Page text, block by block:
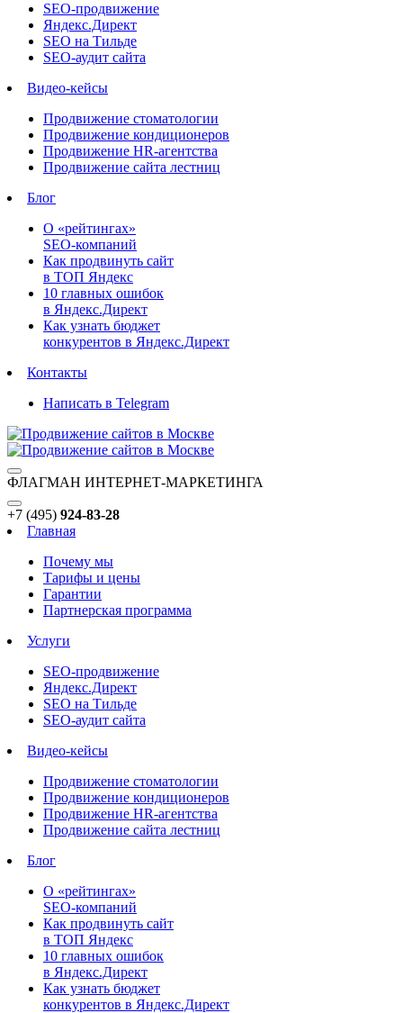
SEO-продвижение
Яндекс.Директ
SEO на Тильде
SEO-аудит сайта
Видео-кейсы
Продвижение стоматологии
Продвижение кондиционеров
Продвижение HR-агентства
Продвижение сайта лестниц
Блог
О «рейтингах»
SEO-компаний
Как продвинуть сайт
в ТОП Яндекс
10 главных ошибок
в Яндекс.Директ
Как узнать бюджет
конкурентов в Яндекс.Директ
Контакты
Написать в Telegram
ФЛАГМАН ИНТЕРНЕТ-МАРКЕТИНГА
+7 (495) 924-83-28
Главная
Почему мы
Тарифы и цены
Гарантии
Партнерская программа
Услуги
SEO-продвижение
Яндекс.Директ
SEO на Тильде
SEO-аудит сайта
Видео-кейсы
Продвижение стоматологии
Продвижение кондиционеров
Продвижение HR-агентства
Продвижение сайта лестниц
Блог
О «рейтингах»
SEO-компаний
Как продвинуть сайт
в ТОП Яндекс
10 главных ошибок
в Яндекс.Директ
Как узнать бюджет
конкурентов в Яндекс.Директ